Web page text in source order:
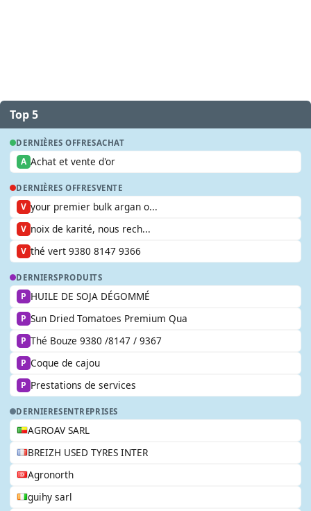
Top 5
DERNIÈRES OFFRESACHAT
A Achat et vente d'or
DERNIÈRES OFFRESVENTE
V your premier bulk argan o...
V noix de karité, nous rech...
V thé vert 9380 8147 9366
DERNIERSPRODUITS
P HUILE DE SOJA DÉGOMMÉ
P Sun Dried Tomatoes Premium Qua
P Thé Bouze 9380 /8147 / 9367
P Coque de cajou
P Prestations de services
DERNIERESENTREPRISES
AGROAV SARL
BREIZH USED TYRES INTER
Agronorth
guihy sarl